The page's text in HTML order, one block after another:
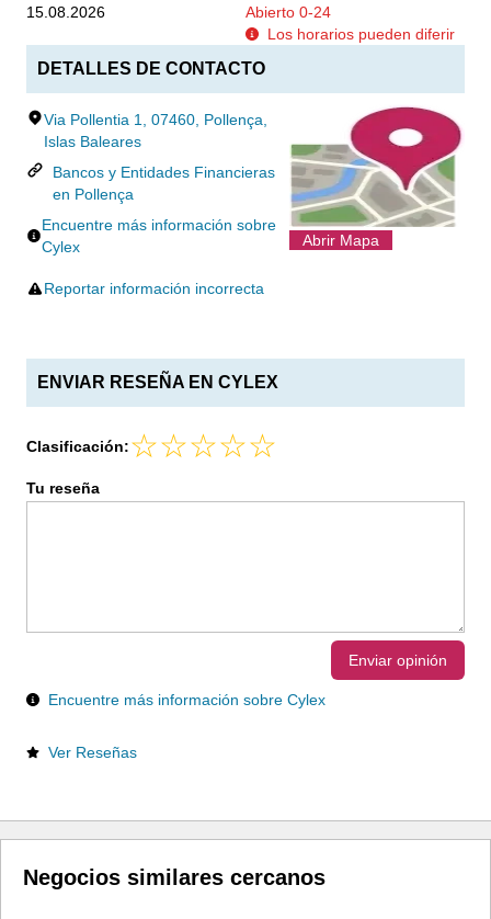
15.08.2026
Abierto 0-24
Los horarios pueden diferir
DETALLES DE CONTACTO
Via Pollentia 1, 07460, Pollença,
Islas Baleares
Bancos y Entidades Financieras
en Pollença
Encuentre más información sobre
Cylex
Reportar información incorrecta
Abrir Mapa
ENVIAR RESEÑA EN CYLEX
Clasificación:
Tu reseña
Enviar opinión
Encuentre más información sobre Cylex
Ver Reseñas
Negocios similares cercanos